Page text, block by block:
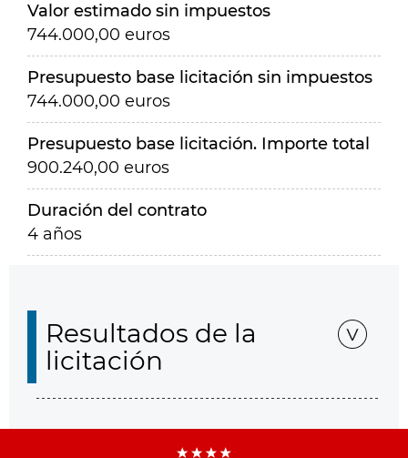
Valor estimado sin impuestos
744.000,00 euros
Presupuesto base licitación sin impuestos
744.000,00 euros
Presupuesto base licitación. Importe total
900.240,00 euros
Duración del contrato
4 años
Resultados de la
licitación